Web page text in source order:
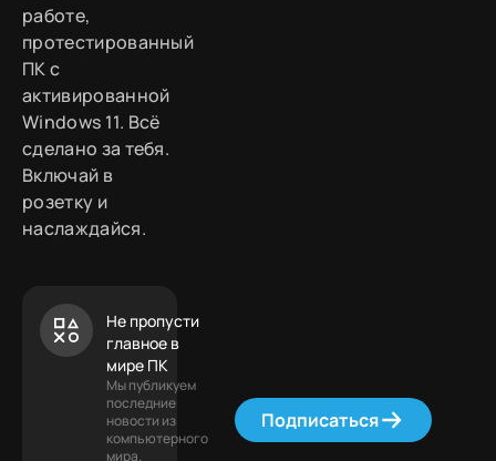
работе,
протестированный
ПК с
активированной
Windows 11. Всё
сделано за тебя.
Включай в
розетку и
наслаждайся.
Не пропусти
главное в
мире ПК
Мы публикуем
последние
новости из
компьютерного
мира.
Подписаться